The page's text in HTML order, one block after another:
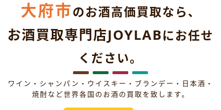
大府市のお酒高価買取なら、
お酒買取専門店JOYLABにお任せ
ください。
ワイン・シャンパン・ウイスキー・ブランデー・日本酒・
焼酎など世界各国のお酒の買取を致します。